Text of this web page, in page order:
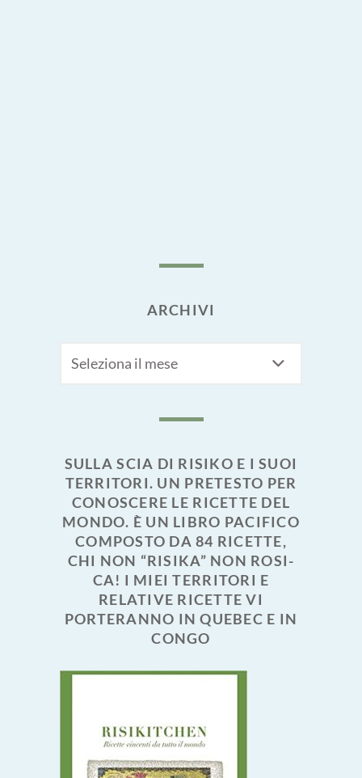
ARCHIVI
SULLA SCIA DI RISIKO E I SUOI
TERRITORI. UN PRETESTO PER
CONOSCERE LE RICETTE DEL
MONDO. È UN LIBRO PACIFICO
COMPOSTO DA 84 RICETTE,
CHI NON “RISIKA” NON ROSI-
CA! I MIEI TERRITORI E
RELATIVE RICETTE VI
PORTERANNO IN QUEBEC E IN
CONGO